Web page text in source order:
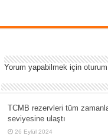
Yorum yapabilmek içinoturum
TCMB rezervleri tüm
seviyesine ulaştı
26 Eylül 2024